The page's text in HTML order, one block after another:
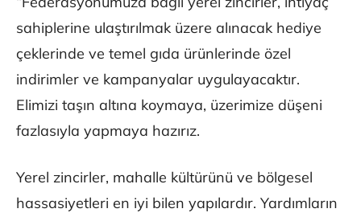
sahiplerine ulaştırılmak üzere alınacak hediye
çeklerinde ve temel gıda ürünlerinde özel
indirimler ve kampanyalar uygulayacaktır.
Elimizi taşın altına koymaya, üzerimize düşeni
fazlasıyla yapmaya hazırız.
Yerel zincirler, mahalle kültürünü ve bölgesel
hassasiyetleri en iyi bilen yapılardır. Yardımların